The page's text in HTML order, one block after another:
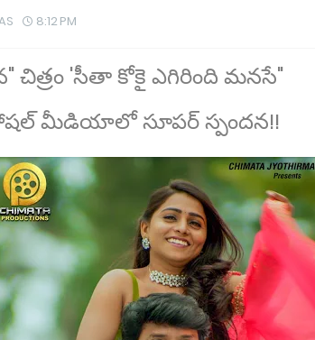
8:12 PM
చిత్రం 'సీతా కోకై ఎగిరింది మనసే"
మీడియాలో సూపర్ స్పందన!!